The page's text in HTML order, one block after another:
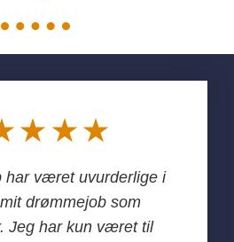
har været uvurderlige i
drømmejob som
Jeg har kun været til